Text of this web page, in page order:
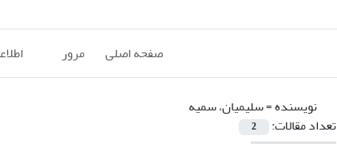
صفحه اصلی مرور
نویسنده =سلیمیان، سمیه
تعداد مقالات:
2